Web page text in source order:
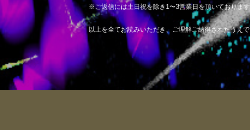
※ご返信には土日祝を除き1〜3営業日を頂いておりま
以上を全てお読みいただき、ご理解ご納得されたうえで